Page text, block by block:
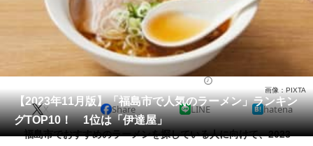
地域
教育・育児
動物 リサーチ
会員記事
メディア
【2023年11月版】「福島市で人気のラーメン」ランキン
グTOP10！ 1位は「伊達屋」
画像：PIXTA
X Share LINE hatena
福島市でおすすめのラーメンを探している人に向けて、2023